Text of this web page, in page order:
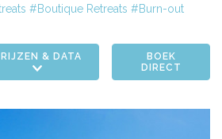
Boutique Retreats
Burn-out
& DATA
BOEK
DIRECT